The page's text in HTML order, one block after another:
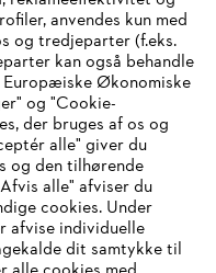
Privatlivspolitik
NICHT
nicht unterstützen. Für
wir Ihnen, zu
anvendes kun med
og tredjeparter (f.eks.
kan også behandle
Økonomiske
og "Cookie-
der bruges af os og
alle" giver du
og den tilhørende
alle" afviser du
cookies. Under
afvise individuelle
dit samtykke til